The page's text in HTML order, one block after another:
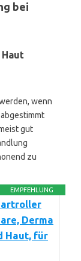
bei
wenn
gut
zu
EMPFEHLUNG
Derma
Haut, für